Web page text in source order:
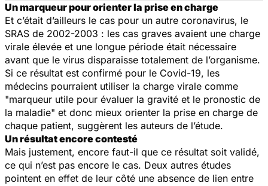
Un marqueur pour orienter la prise en charge
Et c’était d’ailleurs le cas pour un autre coronavirus, le
SRAS de 2002-2003 : les cas graves avaient une charge
virale élevée et une longue période était nécessaire
avant que le virus disparaisse totalement de l’organisme.
Si ce résultat est confirmé pour le Covid-19, les
médecins pourraient utiliser la charge virale comme
"marqueur utile pour évaluer la gravité et le pronostic de
la maladie" et donc mieux orienter la prise en charge de
chaque patient, suggèrent les auteurs de l’étude.
Un résultat encore contesté
Mais justement, encore faut-il que ce résultat soit validé,
ce qui n’est pas encore le cas. Deux autres études
pointent en effet de leur côté une absence de lien entre